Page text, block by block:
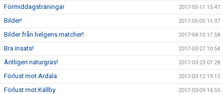
Förmiddagsträningar 2017-05-11 15:47
Bilder! 2017-05-05 11:37
Bilder från helgens matcher! 2017-04-10 17:58
Bra insats! 2017-03-27 10:54
Äntligen naturgräs! 2017-03-23 07:28
Förlust mot Ardala 2017-03-12 19:15
Förlust mot Källby 2017-03-09 14:55